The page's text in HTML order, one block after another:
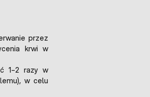
przez
krwi w
1–2 razy w
w celu